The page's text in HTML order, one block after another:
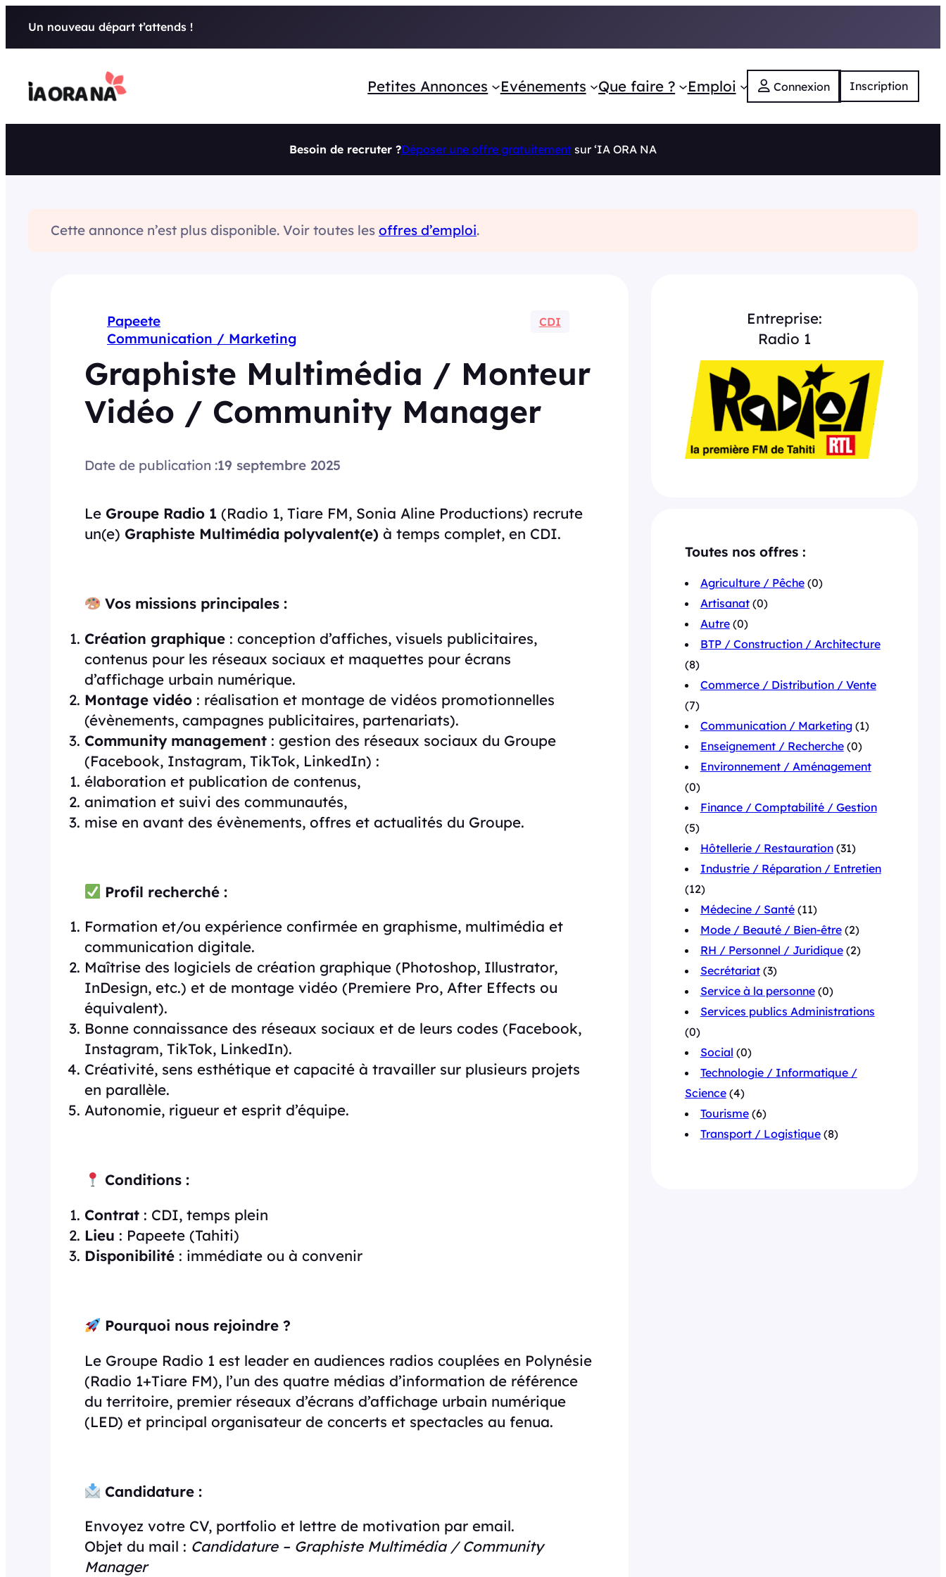
Un nouveau départ t’attends !
Petites Annonces Evénements Que faire ? Emploi Connexion Inscription
Besoin de recruter ?Déposer une offre gratuitement sur ‘IA ORA NA
Cette annonce n’est plus disponible. Voir toutes les offres d’emploi.
Papeete CDI
Communication / Marketing
Graphiste Multimédia / Monteur
Vidéo / Community Manager
Date de publication :19 septembre 2025
Le Groupe Radio 1 (Radio 1, Tiare FM, Sonia Aline Productions) recrute
un(e) Graphiste Multimédia polyvalent(e) à temps complet, en CDI.
Vos missions principales :
Création graphique : conception d’affiches, visuels publicitaires,
contenus pour les réseaux sociaux et maquettes pour écrans
d’affichage urbain numérique.
Montage vidéo : réalisation et montage de vidéos promotionnelles
(évènements, campagnes publicitaires, partenariats).
Community management : gestion des réseaux sociaux du Groupe
(Facebook, Instagram, TikTok, LinkedIn) :
élaboration et publication de contenus,
animation et suivi des communautés,
mise en avant des évènements, offres et actualités du Groupe.
Profil recherché :
Formation et/ou expérience confirmée en graphisme, multimédia et
communication digitale.
Maîtrise des logiciels de création graphique (Photoshop, Illustrator,
InDesign, etc.) et de montage vidéo (Premiere Pro, After Effects ou
équivalent).
Bonne connaissance des réseaux sociaux et de leurs codes (Facebook,
Instagram, TikTok, LinkedIn).
Créativité, sens esthétique et capacité à travailler sur plusieurs projets
en parallèle.
Autonomie, rigueur et esprit d’équipe.
Conditions :
Contrat : CDI, temps plein
Lieu : Papeete (Tahiti)
Disponibilité : immédiate ou à convenir
Pourquoi nous rejoindre ?
Le Groupe Radio 1 est leader en audiences radios couplées en Polynésie
(Radio 1+Tiare FM), l’un des quatre médias d’information de référence
du territoire, premier réseaux d’écrans d’affichage urbain numérique
(LED) et principal organisateur de concerts et spectacles au fenua.
Candidature :
Envoyez votre CV, portfolio et lettre de motivation par email.
Objet du mail : Candidature – Graphiste Multimédia / Community
Manager
Entreprise:
Radio 1
Toutes nos offres :
Agriculture / Pêche(0)
Artisanat(0)
Autre(0)
BTP / Construction / Architecture
(8)
Commerce / Distribution / Vente
(7)
Communication / Marketing(1)
Enseignement / Recherche(0)
Environnement / Aménagement
(0)
Finance / Comptabilité / Gestion
(5)
Hôtellerie / Restauration(31)
Industrie / Réparation / Entretien
(12)
Médecine / Santé(11)
Mode / Beauté / Bien-être(2)
RH / Personnel / Juridique(2)
Secrétariat(3)
Service à la personne(0)
Services publics Administrations
(0)
Social (0)
Technologie / Informatique /
Science(4)
Tourisme(6)
Transport / Logistique(8)